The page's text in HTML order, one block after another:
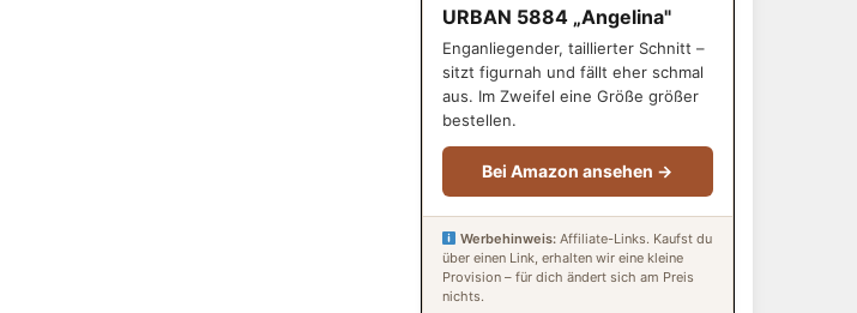
URBAN 5884 „Angelina"
Enganliegender, taillierter Schnitt –
sitzt figurnah und fällt eher schmal
aus. Im Zweifel eine Größe größer
bestellen.
Bei Amazon ansehen →
Werbehinweis: Affiliate-Links. Kaufst du
über einen Link, erhalten wir eine kleine
Provision – für dich ändert sich am Preis
nichts.